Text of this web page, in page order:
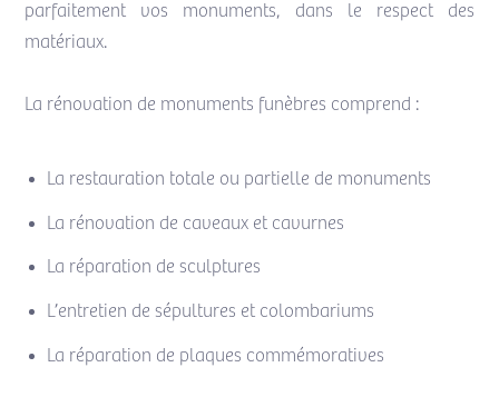
parfaitement vos monuments, dans le respect des
matériaux.
La rénovation de monuments funèbres comprend :
La restauration totale ou partielle de monuments
La rénovation de caveaux et cavurnes
La réparation de sculptures
L’entretien de sépultures et colombariums
La réparation de plaques commémoratives